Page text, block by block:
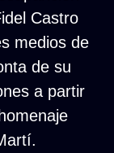
Castro
medios de
de su
a partir